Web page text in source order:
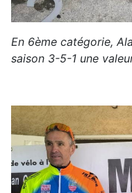
En 6ème catégorie,
saison 3-5-1 une